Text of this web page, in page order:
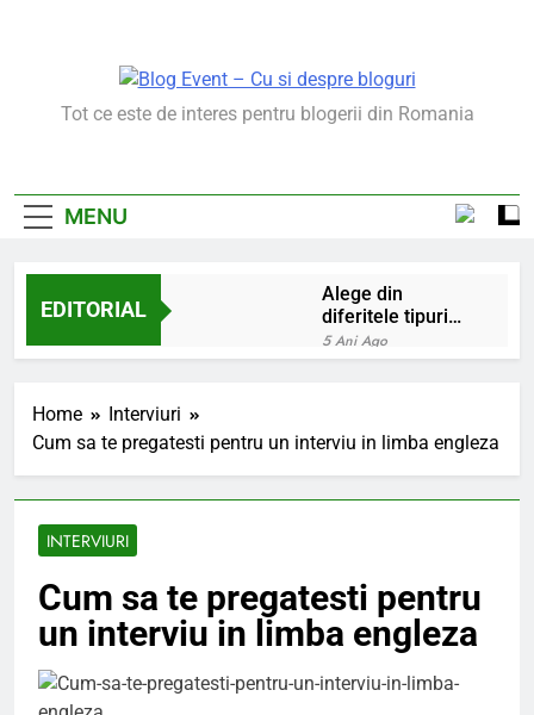
Blog Event – Cu Si
Tot ce este de interes pentru blogerii din Romania
MENU
EDITORIAL
Alege din
diferitele tipuri
de bratara de
argint
5 Ani Ago
invatate de la copilul
meu
6 Ani Ago
Donald Trump
6 Ani Ago
Earthing sau
beneficiile contactului
cu Pamantul
6 Ani Ago
Home
Interviuri
Cum sa te pregatesti pentru un interviu in limba engleza
INTERVIURI
Cum sa te pregatesti pentru
un interviu in limba engleza